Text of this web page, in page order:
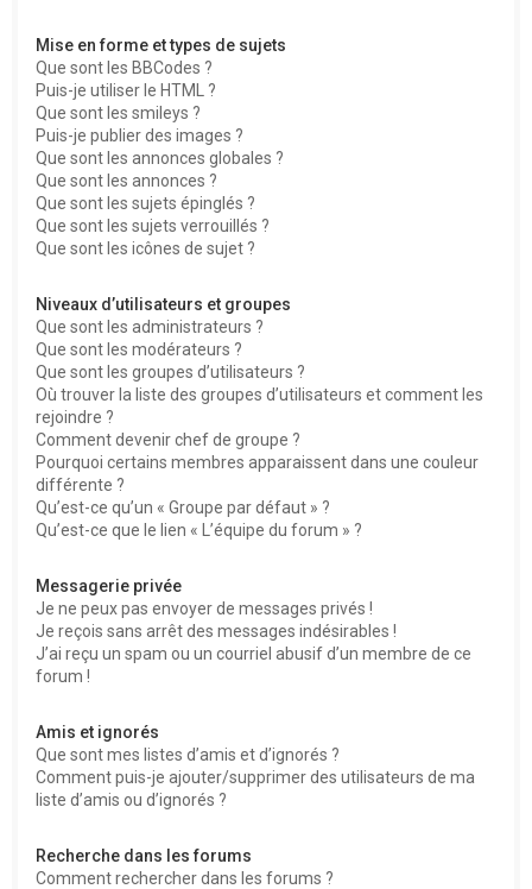
Mise en forme et types de sujets
Que sont les BBCodes ?
Puis-je utiliser le HTML ?
Que sont les smileys ?
Puis-je publier des images ?
Que sont les annonces globales ?
Que sont les annonces ?
Que sont les sujets épinglés ?
Que sont les sujets verrouillés ?
Que sont les icônes de sujet ?
Niveaux d’utilisateurs et groupes
Que sont les administrateurs ?
Que sont les modérateurs ?
Que sont les groupes d’utilisateurs ?
Où trouver la liste des groupes d’utilisateurs et comment les
rejoindre ?
Comment devenir chef de groupe ?
Pourquoi certains membres apparaissent dans une couleur
différente ?
Qu’est-ce qu’un « Groupe par défaut » ?
Qu’est-ce que le lien « L’équipe du forum » ?
Messagerie privée
Je ne peux pas envoyer de messages privés !
Je reçois sans arrêt des messages indésirables !
J’ai reçu un spam ou un courriel abusif d’un membre de ce
forum !
Amis et ignorés
Que sont mes listes d’amis et d’ignorés ?
Comment puis-je ajouter/supprimer des utilisateurs de ma
liste d’amis ou d’ignorés ?
Recherche dans les forums
Comment rechercher dans les forums ?